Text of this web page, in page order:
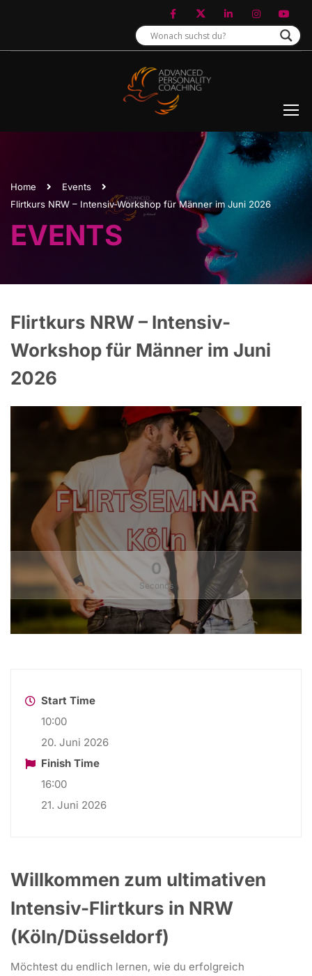
Home
Events
Flirtkurs NRW – Intensiv-Workshop für Männer im Juni 2026
EVENTS
Flirtkurs NRW – Intensiv-
Workshop für Männer im Juni
2026
0
Seconds
Start Time
10:00
20. Juni 2026
Finish Time
16:00
21. Juni 2026
Willkommen zum ultimativen
Intensiv-Flirtkurs in NRW
(Köln/Düsseldorf)
Möchtest du endlich lernen, wie du erfolgreich